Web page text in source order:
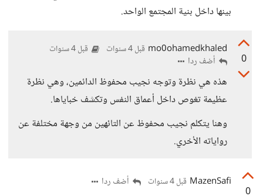
بينها داخل بنية المجتمع الواحد.
0
mo0ohamedkhaled قبل 4 سنوات قبل 4 سنوات
أضف ردا
هذه هي نظرة وتوجه نجيب محفوظ الدائمين، وهي نظرة
عظيمة تغوص داخل أعماق النفس وتكشف خباياها.
وهنا يتكلم نجيب محفوظ عن التائهين من وجهة مختلفة عن
رواياته الأخري.
0
MazenSafi قبل 4 سنوات أضف ردا